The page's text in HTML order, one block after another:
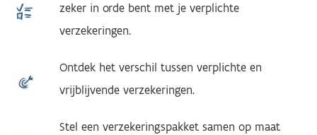
zeker in orde bent met je verplichte
verzekeringen.
Ontdek het verschil tussen verplichte en
vrijblijvende verzekeringen.
Stel een verzekeringspakket samen op maat